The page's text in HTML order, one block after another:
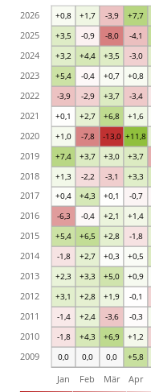
0,0 0,0 0,0 +5,8
-1,8 +4,3 +6,9 +1,2
-1,4 +2,4 -3,6 -0,3
+3,1 +2,8 +1,9 -0,1
+2,3 +3,3 +5,0 +0,9
-1,8 +2,7 +0,3 +0,5
+5,4 +6,5 +2,8 -1,8
-6,3 -0,4 +2,1 +1,4
+0,4 +4,3 +0,1 -0,7
+1,3 -2,2 -3,1 +3,3
+7,4 +3,7 +3,0 +3,7
+1,0 -7,8 -13,0 +11,8
+0,1 +2,7 +6,8 +1,6
-3,9 -2,9 +3,7 -3,4
+5,4 -0,4 +0,7 +0,8
+3,2 +4,4 +3,5 -3,0
+3,5 -0,9 -8,0 -4,1
+0,8 +1,7 -3,9 +7,7
Jan Feb Mär Apr
2009
2010
2011
2012
2013
2014
2015
2016
2017
2018
2019
2020
2021
2022
2023
2024
2025
2026